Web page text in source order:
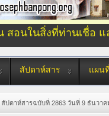
สอนในสิ่งที่ท่านเชื่อ
สัปดาห์สาร แผน
สัปดาห์สารฉบับที่ 2863 วันที่ 9 ธันวาค